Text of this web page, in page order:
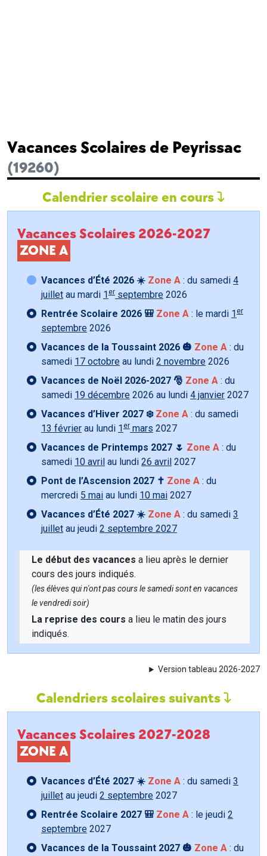
Vacances Scolaires de Peyrissac
(19260)
Calendrier scolaire en cours
Vacances Scolaires 2026-2027
ZONE A
Vacances d’Été 2026 ☀️ Zone A : du samedi 4
juillet au mardi 1 er septembre 2026
Rentrée Scolaire 2026 🎒 Zone A : le mardi 1 er
septembre 2026
Vacances de la Toussaint 2026 🎃 Zone A : du
samedi 17 octobre au lundi 2 novembre 2026
Vacances de Noël 2026-2027 🎅 Zone A : du
samedi 19 décembre 2026 au lundi 4 janvier 2027
Vacances d’Hiver 2027 ❄️ Zone A : du samedi
13 février au lundi 1 er mars 2027
Vacances de Printemps 2027 🌷 Zone A : du
samedi 10 avril au lundi 26 avril 2027
Pont de l’Ascension 2027 ✝️ Zone A : du
mercredi 5 mai au lundi 10 mai 2027
Vacances d’Été 2027 ☀️ Zone A : du samedi 3
juillet au jeudi 2 septembre 2027
Le début des vacances a lieu après le dernier
cours des jours indiqués.
(les élèves qui n'ont pas cours le samedi sont en vacances
le vendredi soir)
La reprise des cours a lieu le matin des jours
indiqués.
Version tableau 2026-2027
Calendriers scolaires suivants
Vacances Scolaires 2027-2028
ZONE A
Vacances d’Été 2027 ☀️ Zone A : du samedi 3
juillet au jeudi 2 septembre 2027
Rentrée Scolaire 2027 🎒 Zone A : le jeudi 2
septembre 2027
Vacances de la Toussaint 2027 🎃 Zone A : du